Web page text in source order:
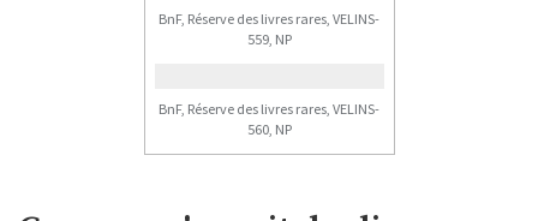
BnF, Réserve des livres rares, VELINS-
559, NP
BnF, Réserve des livres rares, VELINS-
560, NP